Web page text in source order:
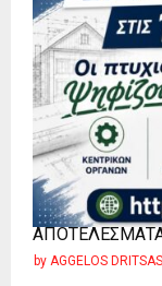
by AGGELOS DRITSAS